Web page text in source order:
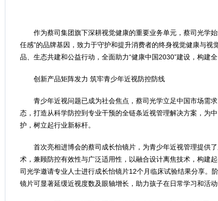
作为蔡司集团旗下深耕视觉健康的重要业务单元，蔡司光学
任感”的品牌基因，致力于守护和提升消费者的终身视觉健康与视
品、生态共建和公益行动，全面助力“健康中国2030”建设，构建
创新产品矩阵发力 筑牢青少年近视防控防线
青少年近视问题已成为社会焦点，蔡司光学立足中国市场需
态，打造从科学防控到专业干预的全链条近视管理解决方案，为
护，树立起行业新标杆。
首次亮相进博会的蔡司成长怡镜片，为青少年近视管理提供
术，兼顾防控有效性与广泛适用性，以融合设计离焦技术，构建
司光学邀请专业人士进行成长怡镜片12个月临床试验结果分享。
镜片可显著延缓近视度数及眼轴增长，助力孩子在日常学习和活